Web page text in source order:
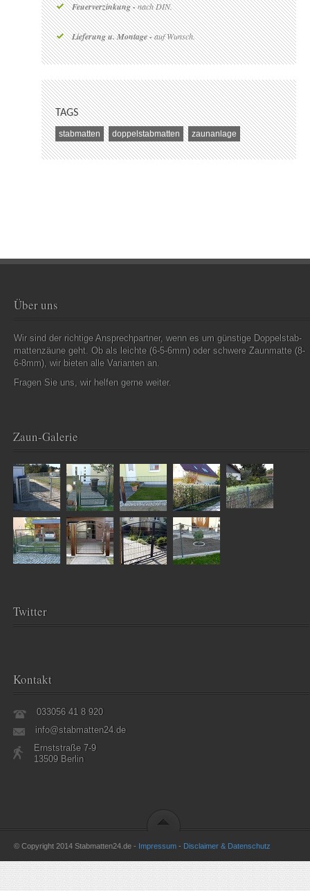
Feuerverzinkung -nach DIN.
Lieferung u. Montage -auf Wunsch.
TAGS
stabmatten doppelstabmatten zaunanlage
Über uns
Wir sind der richtige Ansprechpartner, wenn es um günstige Doppelstab-
mattenzäune geht. Ob als leichte (6-5-6mm) oder schwere Zaunmatte (8-
6-8mm), wir bieten alle Varianten an.
Fragen Sie uns, wir helfen gerne weiter.
Zaun-Galerie
Twitter
Kontakt
033056 41 8 920
info@stabmatten24.de
Ernststraße 7-9
13509 Berlin
© Copyright 2014 Stabmatten24.de - Impressum - Disclaimer & Datenschutz